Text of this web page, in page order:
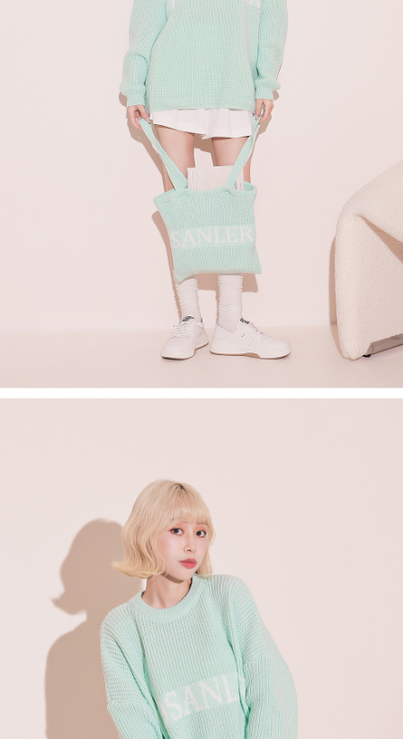
Perkhidmatan ini disediakan oleh Taiwan Mobile Co., Ltd. (“Syarikat”),
yang membolehkan pelanggan membeli barangan atau perkhidmatan
melalui perkhidmatan ini pada masa transaksi. Hasil daripada pembelian
atau pembayaran ansuran akan dipindahkan oleh peniaga kepada
Syarikat, dan pelanggan hendaklah membuat pembayaran mengikut
perjanjian menggunakan sistem bil Syarikat.
Untuk memenuhi hubungan kontrak yang terjalin melalui persetujuan
penggunaan OP Pay Later, peniaga akan memberikan maklumat peribadi
anda (termasuk nama, nombor telefon, atau alamat) kepada Syarikat bagi
tujuan pengumpulan, pemprosesan dan penggunaan data yang
diperlukan untuk pengebilan ansuran, termasuk pengesahan,
pengesahan semula dan pembetulan.
Untuk terma perkhidmatan penuh, sila rujuk pautan berikut:
" target="_blank" class="link revert-
style">https://oppay.tw/userRule
【Panduan Penggunaan Pembayaran Ansuran Gogo】
1. Perkhidmatan ini disediakan oleh Taiwan Mobile, pengguna telefon
mudah alih boleh segera menggunakan tanpa perlu memohon lagi.
dan kad prabayar)
3. Jumlah kelulusan sebenar, bilangan ansuran dan jumlah bayaran
adalah berdasarkan halaman pengesahan transaksi seterusnya.
4. Dalam masa 30 minit selepas pesanan ditubuhkan, jika tidak pergi
untuk mengesahkan transaksi atau jika tidak lulus semakan, pesanan
akan dibatalkan secara automatik. Jika terdapat situasi "pindah untuk
semakan khusus" yang tidak lulus, ini menunjukkan bahawa sistem
penilaian tidak mencukupi, tiada penjelasan mengenai kandungan
penilaian boleh diberikan.
【Penerangan Kaedah Pembayaran】
1. Pembayaran ansuran tidak digabungkan dalam bil telekomunikasi,
"Pembayaran Ansuran Gogo" akan menghantar SMS peringatan
pembayaran selepas tarikh penyelesaian bulanan.
2. Melalui pautan SMS untuk membuka bil, anda boleh memilih untuk
membayar melalui "Kod bar kedai serbaneka / Kedai rasmi Taiwan
Mobile / Pemindahan bank / Pembayaran J街口 / iPASS MONEY" dan
NT$10,000. Amaun diperakui sebenar yang diluluskan akan berdasarkan
keputusan pensijilan dan semakan oleh AFTEE.
2. Amaun perbelanjaan minimum mestilah lebih besar daripada NT$20.
3. Pada masa ini hanya tersedia untuk ahli Taiwan.
Ketiga, Syarat Perkhidmatan
Perkhidmatan AFTEE Beli Sekarang Bayar Kemudian disediakan oleh NP
Taiwan, Inc. dan AFTEE akan membuat bil kepada pengguna. AFTEE
akan menggunakan data peribadi yang dikumpul (termasuk nama
pembeli, no. telefon, nama penerima, no. telefon, alamat penerima) untuk
penggunaan perkhidmatan. Sila rujuk kepada "Penyata Pengumpulan
Data Peribadi, Pemprosesan, Penggunaan"
(https://aftee.tw/privacypolicy/) untuk maklumat lanjut.
Jumlah yang diperakui untuk pengguna kali pertama yang lulus
kelulusan boleh sehingga NT$10,000. Jika pengguna tidak membuat
pembayaran dalam tempoh tersebut, yuran pembayaran lewat sebanyak
20% setahun akan dikenakan. Pengguna bawah umur dikehendaki
mendapatkan kebenaran daripada ibu bapa atau penjaga yang sah
cs_tw@netprotections.co.jp
jika anda
mempunyai sebarang kebimbangan mengenai pemprosesan dan
peribadi yang disenaraikan seperti di atas akan dikumpul dan digunakan
NT$100/pesanan | Penghantaran percuma untuk pesanan
NT$2,500 atau lebih
Kadar Penghantaran